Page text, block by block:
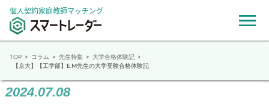
個人契約家庭教師マッチング
TOP コラム 先生特集
大学合格体験記
【京大】【工学部】E.M先生の大学受験合格体験記
2024.07.08